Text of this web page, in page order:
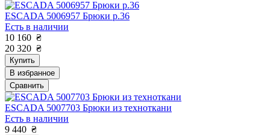
ESCADA 5006957 Брюки р.36
Есть в наличии
10 160 ₴
20 320 ₴
Купить
В избранное
Сравнить
ESCADA 5007703 Брюки из техноткани
Есть в наличии
9 440 ₴